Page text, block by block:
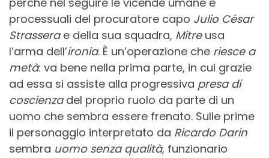
processuali del procuratore capo Julio César
Strasserae della sua squadra, Mitreusa
l’arma dell’ironia. È un’operazione che riesce a
metà: va bene nella prima parte, in cui grazie
ad essa si assiste alla progressiva presa di
coscienzadel proprio ruolo da parte di un
uomo che sembra essere frenato. Sulle prime
il personaggio interpretato da Ricardo Darin
sembra uomo senza qualità, funzionario